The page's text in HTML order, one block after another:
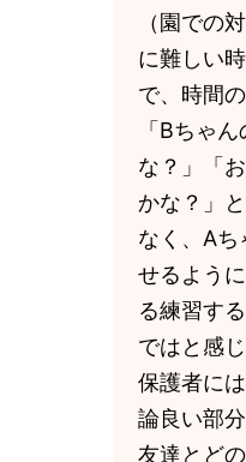
（園での
に難しい
で、時間
「Bちゃ
な？」「
かな？」
なく、Aち
せるよう
る練習す
ではと感じ
保護者に
論良い部
友達とど